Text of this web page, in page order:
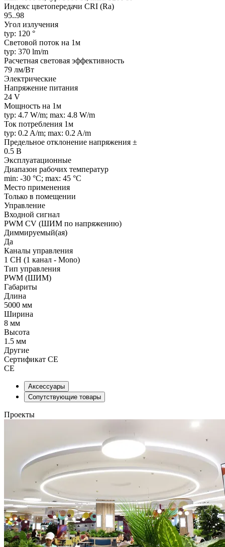
Индекс цветопередачи CRI (Ra)
95..98
Угол излучения
typ: 120 °
Световой поток на 1м
typ: 370 lm/m
Расчетная световая эффективность
79 лм/Вт
Электрические
Напряжение питания
24 V
Мощность на 1м
typ: 4.7 W/m; max: 4.8 W/m
Ток потребления 1м
typ: 0.2 A/m; max: 0.2 A/m
Предельное отклонение напряжения ±
0.5 В
Эксплуатационные
Диапазон рабочих температур
min: -30 °C; max: 45 °C
Место применения
Только в помещении
Управление
Входной сигнал
PWM СV (ШИМ по напряжению)
Диммируемый(ая)
Да
Каналы управления
1 CH (1 канал - Mono)
Тип управления
PWM (ШИМ)
Габариты
Длина
5000 мм
Ширина
8 мм
Высота
1.5 мм
Другие
Сертификат CE
CE
Аксессуары
Сопутствующие товары
Проекты